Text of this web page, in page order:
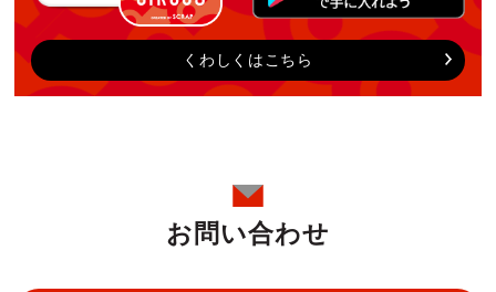
くわしくはこちら
お問い合わせ